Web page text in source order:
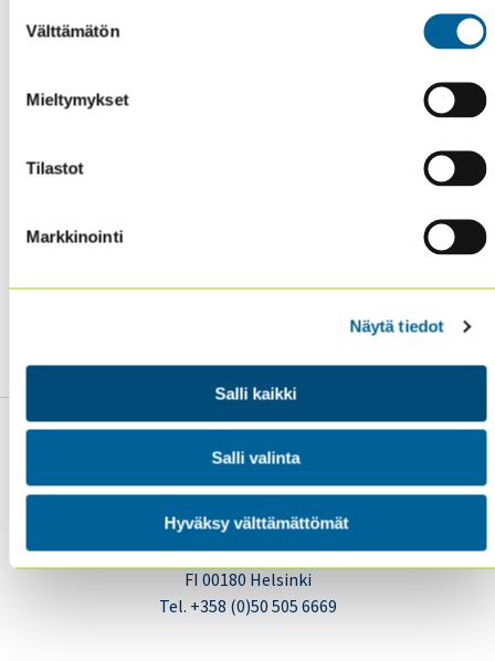
valinta
Välttämätön
Mieltymykset
Tilastot
Markkinointi
Näytä tiedot
Salli kaikki
Salli valinta
Hyväksy välttämättömät
Internal Auditor kesäkuun digitaalinen lehti on ilmestynyt.
helposti juuri ilmestyneen kesäkuun numeron lisäksi myös
tästä.
Sisäiset tarkastajat ry / Oy Inreviso Ab
Energiakuja 3
FI 00180 Helsinki
Tel. +358 (0)50 505 6669